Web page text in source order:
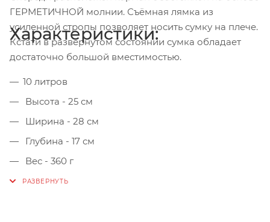
ГЕРМЕТИЧНОЙ молнии. Съёмная лямка из
усиленной стропы позволяет носить сумку на плече.
Кстати в развёрнутом состоянии сумка обладает
достаточно большой вместимостью.
Характеристики:
10 литров
Высота - 25 см
Ширина - 28 см
Глубина - 17 см
Вес - 360 г